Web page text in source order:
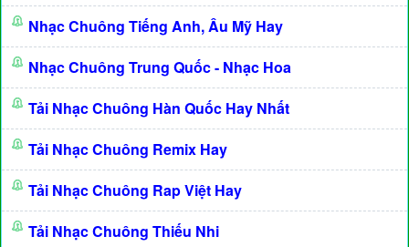
Nhạc Chuông Tiếng Anh, Âu Mỹ Hay
Nhạc Chuông Trung Quốc - Nhạc Hoa
Tải Nhạc Chuông Hàn Quốc Hay Nhất
Tải Nhạc Chuông Remix Hay
Tải Nhạc Chuông Rap Việt Hay
Tải Nhạc Chuông Thiếu Nhi